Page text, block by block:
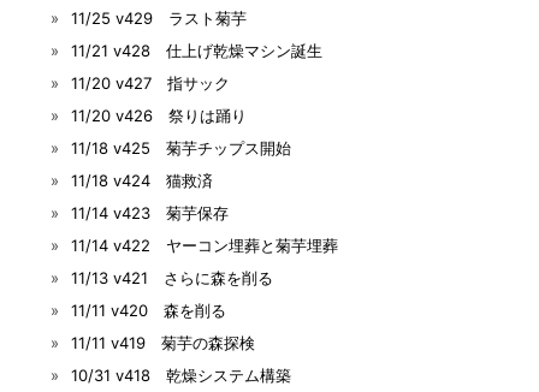
11/25 v429 ラスト菊芋
11/21 v428 仕上げ乾燥マシン誕生
11/20 v427 指サック
11/20 v426 祭りは踊り
11/18 v425 菊芋チップス開始
11/18 v424 猫救済
11/14 v423 菊芋保存
11/14 v422 ヤーコン埋葬と菊芋埋葬
11/13 v421 さらに森を削る
11/11 v420 森を削る
11/11 v419 菊芋の森探検
10/31 v418 乾燥システム構築